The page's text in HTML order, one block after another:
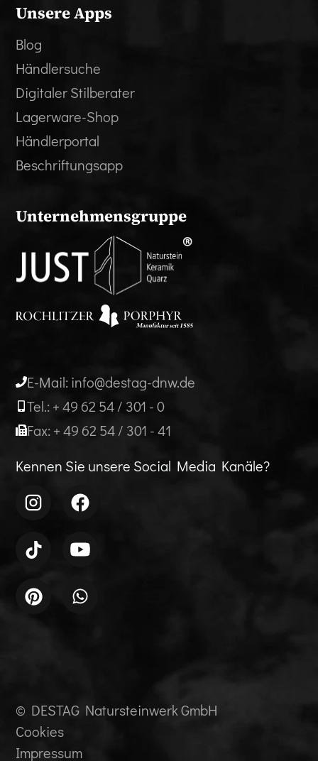
Unsere Apps
Blog
Händlersuche
Digitaler Stilberater
Lagerware-Shop
Händlerportal
Beschriftungsapp
Unternehmensgruppe
E-Mail: info@destag-dnw.de
Tel.: + 49 62 54 / 301 - 0
Fax: + 49 62 54 / 301 - 41
Kennen Sie unsere Social Media Kanäle?
© DESTAG Natursteinwerk GmbH
Cookies
Impressum